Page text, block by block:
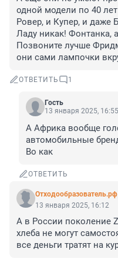
одной модели по 40 лет
Ровер, и Купер, и даже
Ладу никак! Фонтанка,
Позвоните лучше
они сами лампочки
ОТВЕТИТЬ 1
Гость
13 января 2025, 16:55
А Африка вообще
автомобильные
Во как
ОТВЕТИТЬ
Отходообразователь.рф
13 января 2025, 16:12
А в России поколение
хлеба не могут
все деньги тратят на